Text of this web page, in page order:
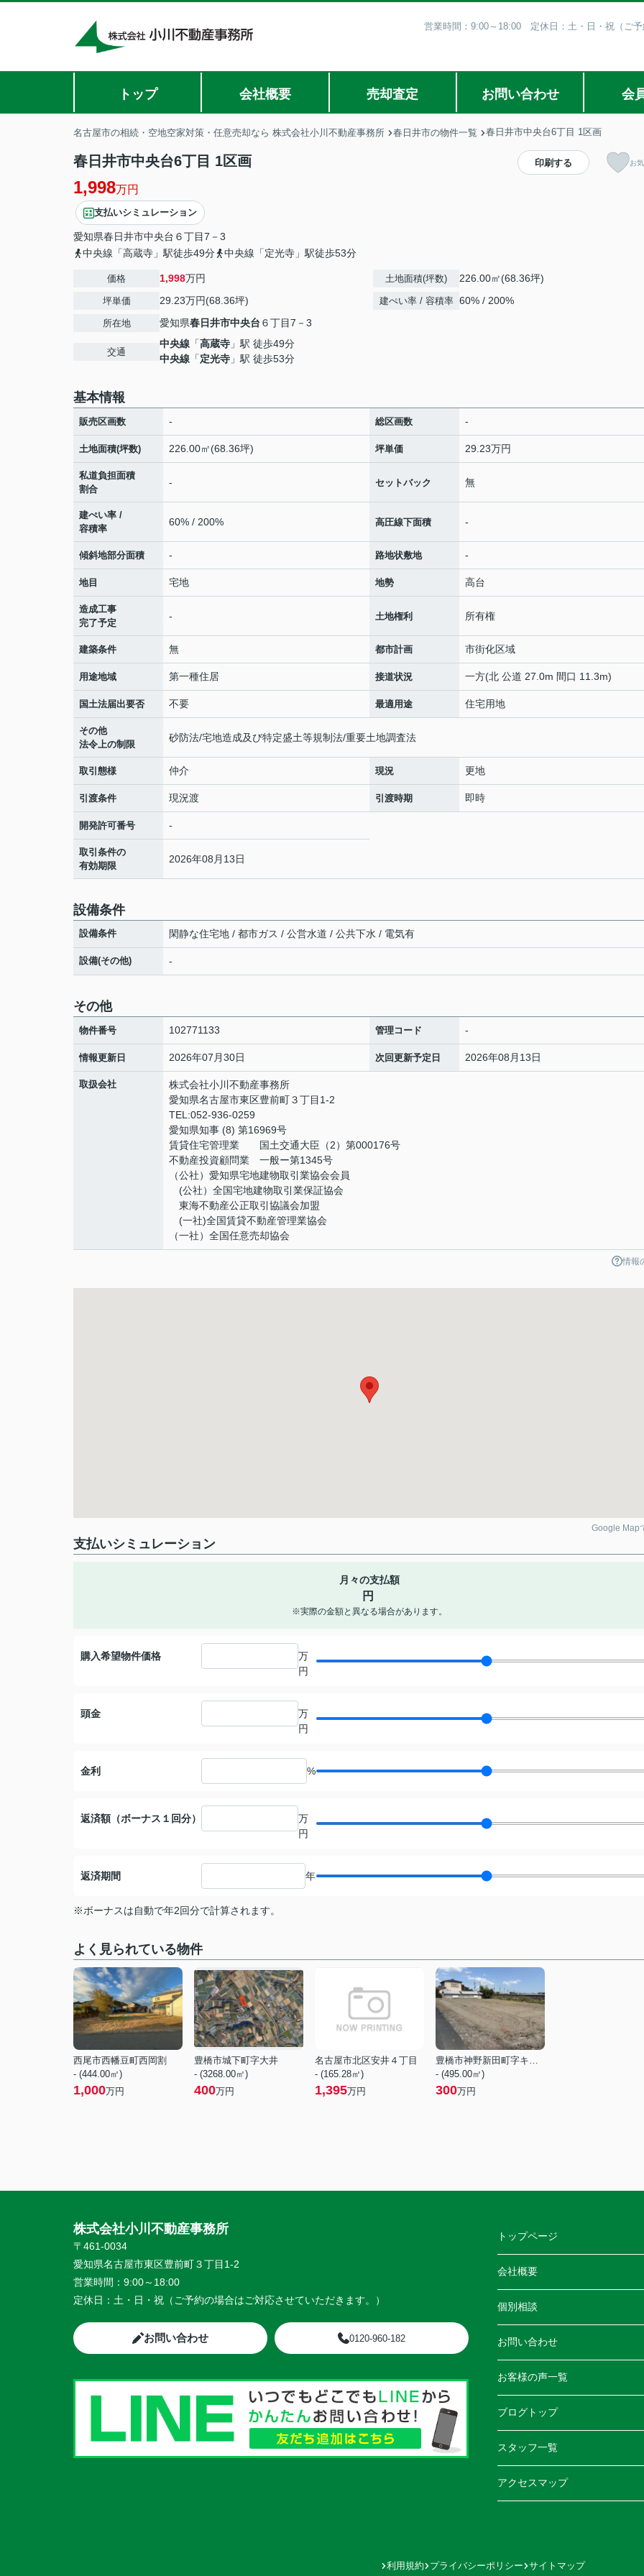
営業時間：9:00～18:00 定休日：土・日・祝（ご
トップ 会社概要 売却査定 お問い合わせ 会
名古屋市の相続・空地空家対策・任意売却なら 株式会社小川不動産事務所 春日井市の物件一覧 春日井市中央台6丁目 1区画
春日井市中央台6丁目 1区画
1,998万円
支払いシミュレーション
愛知県春日井市中央台 ６丁目7－3
中央線「高蔵寺」駅徒歩49分
中央線「定光寺」駅徒歩53分
印刷する お
価格 1,998万円
坪単価 29.23万円(68.36坪)
所在地 愛知県春日井市中央台 ６丁目7－3
交通
中央線 「高蔵寺 」駅 徒歩49分
中央線 「定光寺 」駅 徒歩53分
土地面積(坪数) 226.00㎡(68.36坪)
建ぺい率 / 容積率 60% / 200%
基本情報
販売区画数 - 総区画数 -
土地面積(坪数) 226.00㎡(68.36坪) 坪単価 29.23万円
私道負担面積
割合
- セットバック 無
建ぺい率 /
容積率
60% / 200% 高圧線下面積 -
傾斜地部分面積 - 路地状敷地 -
地目 宅地 地勢 高台
造成工事
完了予定
- 土地権利 所有権
建築条件 無 都市計画 市街化区域
用途地域 第一種住居 接道状況 一方(北 公道 27.0m 間口 11.3m)
国土法届出要否 不要 最適用途 住宅用地
その他
法令上の制限
砂防法/宅地造成及び特定盛土等規制法/重要土地調査法
取引態様 仲介 現況 更地
引渡条件 現況渡 引渡時期 即時
開発許可番号 -
取引条件の
有効期限
2026年08月13日
設備条件
設備条件 閑静な住宅地 / 都市ガス / 公営水道 / 公共下水 / 電気有
設備(その他) -
その他
物件番号 102771133 管理コード -
情報更新日 2026年07月30日 次回更新予定日 2026年08月13日
取扱会社
株式会社小川不動産事務所
愛知県名古屋市東区豊前町３丁目1-2
TEL:052-936-0259
愛知県知事 (8) 第16969号
賃貸住宅管理業 国土交通大臣（2）第000176号
不動産投資顧問業 一般ー第1345号
（公社）愛知県宅地建物取引業協会会員
(公社）全国宅地建物取引業保証協会
東海不動産公正取引協議会加盟
(一社)全国賃貸不動産管理業協会
（一社）全国任意売却協会
情報
Google Map
支払いシミュレーション
月々の支払額
円
※実際の金額と異なる場合があります。
購入希望物件価格
万
円
頭金
万
円
金利 %
返済額（ボーナス１回分）
万
円
返済期間 年
※ボーナスは自動で年2回分で計算されます。
よく見られている物件
西尾市西幡豆町西岡割
- (444.00㎡)
1,000万円
豊橋市城下町字大井
- (3268.00㎡)
400万円
名古屋市北区安井４丁目
- (165.28㎡)
1,395万円
豊橋市神野新田町字キノ割
- (495.00㎡)
300万円
株式会社小川不動産事務所
〒461-0034
愛知県名古屋市東区豊前町３丁目1-2
営業時間： 9:00～18:00
定休日： 土・日・祝（ご予約の場合はご対応させていただきます。）
お問い合わせ 0120-960-182
トップページ
会社概要
個別相談
お問い合わせ
お客様の声一覧
ブログトップ
スタッフ一覧
アクセスマップ
利用規約 プライバシーポリシー サイトマップ